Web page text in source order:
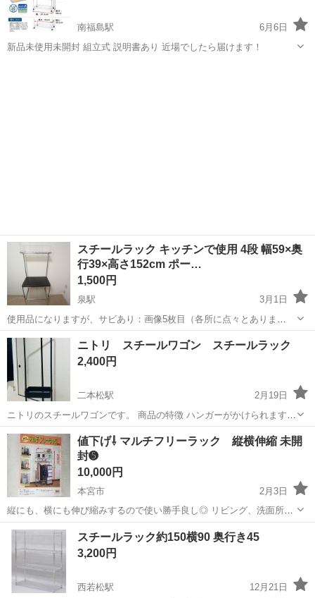
南福島駅
6月6日
新品未使用未開封 組立式 説明書あり 近場でしたら届けます！
スチールラック キッチンで使用 4段 幅59×奥
行39×高さ152cm ポー…
1,500円
泉駅
3月1日
使用品になりますが、サビあり：画像5枚目（各所に点々とありま
す）。 使用上の問題はありませんが気にならない方いかがでしょう
か、中古品にご理解ある方のみ引き取りでお願いします。キッチンで
使用しておりました。 現状優先とさせてい...
福島 いわき市 泉駅
ニトリ スチールワゴン スチールラック
2,400円
二本松駅
2月19日
ニトリのスチールワゴンです。 商品の特徴 ハンガーがかけられます。
二段で収納できます。 商品の状態 多少使用感はありますが、綺麗な方
だと思います。 スチールワゴンとしては問題なく使えます。 二本松
市、またはその周...
福島 二本松市 二本松駅 収納家具 ワゴン
値下げ⇩ マルチフリーラック 縦横伸縮 未開
封➎
10,000円
本宮市
2月3日
縦にも、横にも伸び縮みするので使い勝手良し◎ リビング、洗面所、
キッチン、納戸に、又は洋服掛けラックとして・・・使用例は写真を
参考にして下さい。 幅70〜1140 高さ1170〜1930 棚奥行29 ハンガー
耐荷重...
福島 本宮市 値下
スチールラック約150横90 奥行き45
3,200円
西若松駅
12月21日